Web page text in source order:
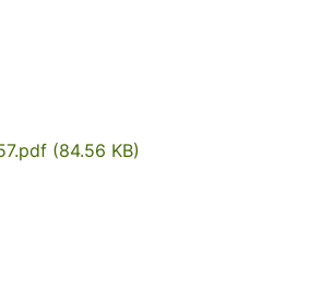
(84.56 KB)